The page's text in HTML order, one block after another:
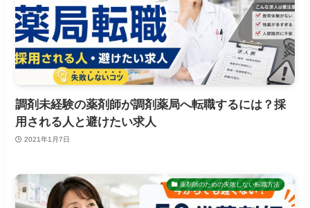
調剤未経験の薬剤師が調剤薬局へ転職するには？採
用される人と避けたい求人
2021年1月7日
薬剤師のための失敗しない転職方法